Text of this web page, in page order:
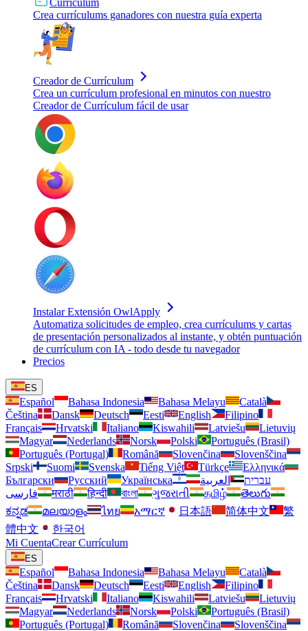
Currículum
Crea currículums ganadores con nuestra guía experta
Creador de Currículum
Crea un currículum profesional en minutos con nuestro
Creador de Currículum fácil de usar
Instalar Extensión OwlApply
Automatiza solicitudes de empleo, crea currículums y cartas
de presentación personalizados al instante, y obtén puntuación
de currículum con IA - todo desde tu navegador
Precios
ES
Español Bahasa Indonesia Bahasa Melayu
Català
Čeština
Dansk Deutsch Eesti English
Filipino
Français
Hrvatski Italiano Kiswahili Latviešu
Lietuvių
Magyar
Nederlands Norsk Polski
Português (Brasil)
Português (Portugal)
Română Slovenčina
Slovenščina
Srpski
Suomi Svenska Tiếng Việt Türkçe
Ελληνικά
Български
Русский Українська עברית
العربية
فارسی
मराठी हिन्दी বাংলা ગુજરાતી தமிழ்
తెలుగు
ಕನ್ನಡ
മലയാളം ไทย አማርኛ 日本語 简体中文
繁
體中文
한국어
Mi CuentaCrear Currículum
ES
Español Bahasa Indonesia Bahasa Melayu
Català
Čeština
Dansk Deutsch Eesti English
Filipino
Français
Hrvatski Italiano Kiswahili Latviešu
Lietuvių
Magyar
Nederlands Norsk Polski
Português (Brasil)
Português (Portugal)
Română Slovenčina
Slovenščina